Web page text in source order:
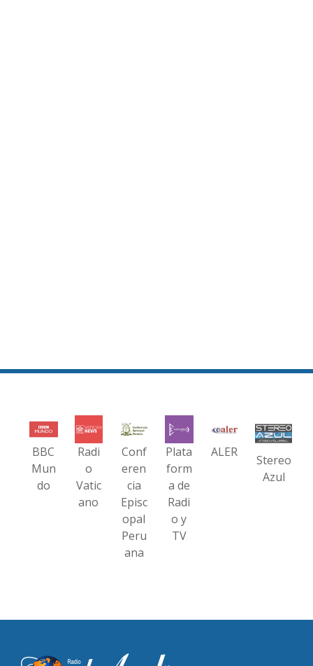
BBC
Mun
do
Radi
o
Vatic
ano
Conf
eren
cia
Episc
opal
Peru
ana
Plata
form
a de
Radi
o y
TV
ALER
Stereo
Azul